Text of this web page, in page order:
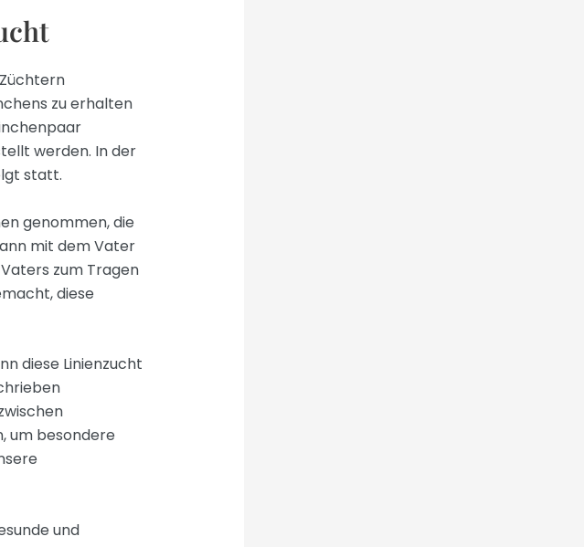
zu erhalten
werden. In der
statt.
genommen, die
mit dem Vater
zum Tragen
diese
diese Linienzucht
um besondere
und